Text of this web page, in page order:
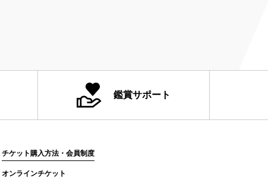
鑑賞サポート
チケット購入方法・会員制度
オンラインチケット